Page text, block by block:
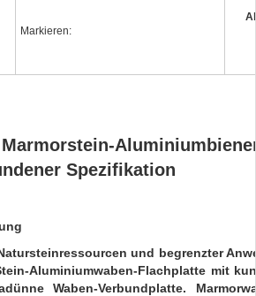
Markieren:
Spezifikation
und begrenzter
Aluminiumwaben-Flachplatte mit
Waben-Verbundplatte.